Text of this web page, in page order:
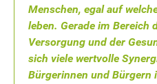
Menschen, egal auf
leben. Gerade im Bereich
Versorgung und der
sich viele wertvolle
Bürgerinnen und Bürgern